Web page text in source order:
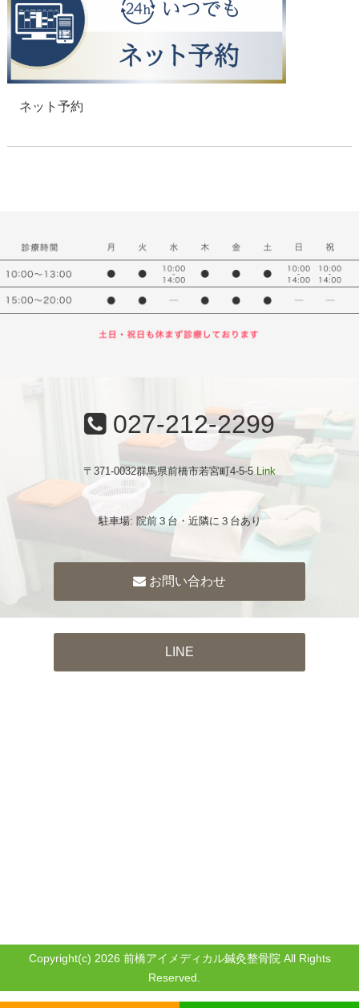
ネット予約
027-212-2299
〒371-0032群馬県前橋市若宮町4-5-5 Link
駐車場: 院前３台・近隣に３台あり
お問い合わせ
LINE
Copyright(c) 2026 前橋アイメディカル鍼灸整骨院 All Rights
Reserved.